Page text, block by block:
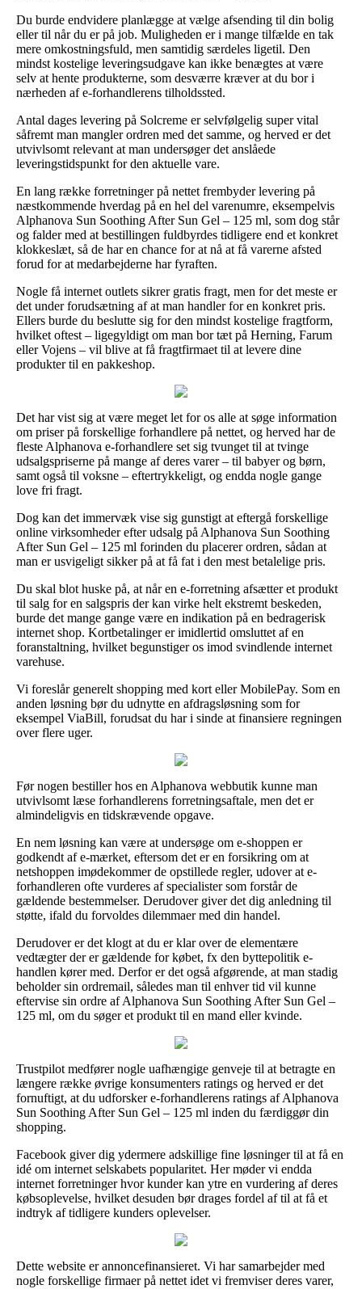
Du burde endvidere planlægge at vælge afsending til din bolig
eller til når du er på job. Muligheden er i mange tilfælde en tak
mere omkostningsfuld, men samtidig særdeles ligetil. Den
mindst kostelige leveringsudgave kan ikke benægtes at være
selv at hente produkterne, som desværre kræver at du bor i
nærheden af e-forhandlerens tilholdssted.
Antal dages levering på Solcreme er selvfølgelig super vital
såfremt man mangler ordren med det samme, og herved er det
utvivlsomt relevant at man undersøger det anslåede
leveringstidspunkt for den aktuelle vare.
En lang række forretninger på nettet frembyder levering på
næstkommende hverdag på en hel del varenumre, eksempelvis
Alphanova Sun Soothing After Sun Gel – 125 ml, som dog står
og falder med at bestillingen fuldbyrdes tidligere end et konkret
klokkeslæt, så de har en chance for at nå at få varerne afsted
forud for at medarbejderne har fyraften.
Nogle få internet outlets sikrer gratis fragt, men for det meste er
det under forudsætning af at man handler for en konkret pris.
Ellers burde du beslutte sig for den mindst kostelige fragtform,
hvilket oftest – ligegyldigt om man bor tæt på Herning, Farum
eller Vojens – vil blive at få fragtfirmaet til at levere dine
produkter til en pakkeshop.
Det har vist sig at være meget let for os alle at søge information
om priser på forskellige forhandlere på nettet, og herved har de
fleste Alphanova e-forhandlere set sig tvunget til at tvinge
udsalgspriserne på mange af deres varer – til babyer og børn,
samt også til voksne – eftertrykkeligt, og endda nogle gange
love fri fragt.
Dog kan det immervæk vise sig gunstigt at eftergå forskellige
online virksomheder efter udsalg på Alphanova Sun Soothing
After Sun Gel – 125 ml forinden du placerer ordren, sådan at
man er usvigeligt sikker på at få fat i den mest betalelige pris.
Du skal blot huske på, at når en e-forretning afsætter et produkt
til salg for en salgspris der kan virke helt ekstremt beskeden,
burde det mange gange være en indikation på en bedragerisk
internet shop. Kortbetalinger er imidlertid omsluttet af en
foranstaltning, hvilket begunstiger os imod svindlende internet
varehuse.
Vi foreslår generelt shopping med kort eller MobilePay. Som en
anden løsning bør du udnytte en afdragsløsning som for
eksempel ViaBill, forudsat du har i sinde at finansiere regningen
over flere uger.
Før nogen bestiller hos en Alphanova webbutik kunne man
utvivlsomt læse forhandlerens forretningsaftale, men det er
almindeligvis en tidskrævende opgave.
En nem løsning kan være at undersøge om e-shoppen er
godkendt af e-mærket, eftersom det er en forsikring om at
netshoppen imødekommer de opstillede regler, udover at e-
forhandleren ofte vurderes af specialister som forstår de
gældende bestemmelser. Derudover giver det dig anledning til
støtte, ifald du forvoldes dilemmaer med din handel.
Derudover er det klogt at du er klar over de elementære
vedtægter der er gældende for købet, fx den byttepolitik e-
handlen kører med. Derfor er det også afgørende, at man stadig
beholder sin ordremail, således man til enhver tid vil kunne
eftervise sin ordre af Alphanova Sun Soothing After Sun Gel –
125 ml, om du søger et produkt til en mand eller kvinde.
Trustpilot medfører nogle uafhængige genveje til at betragte en
længere række øvrige konsumenters ratings og herved er det
fornuftigt, at du udforsker e-forhandlerens ratings af Alphanova
Sun Soothing After Sun Gel – 125 ml inden du færdiggør din
shopping.
Facebook giver dig ydermere adskillige fine løsninger til at få en
idé om internet selskabets popularitet. Her møder vi endda
internet forretninger hvor kunder kan ytre en vurdering af deres
købsoplevelse, hvilket desuden bør drages fordel af til at få et
indtryk af tidligere kunders oplevelser.
Dette website er annoncefinansieret. Vi har samarbejder med
nogle forskellige firmaer på nettet idet vi fremviser deres varer,